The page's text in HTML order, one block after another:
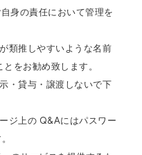
身の責任において管理を
類推しやすいような名前
をお勧め致します。
・貸与・譲渡しないで下
ジ上の Q&Aにはパスワー